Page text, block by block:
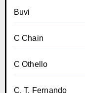
Buvi
C Chain
C Othello
C. T. Fernando